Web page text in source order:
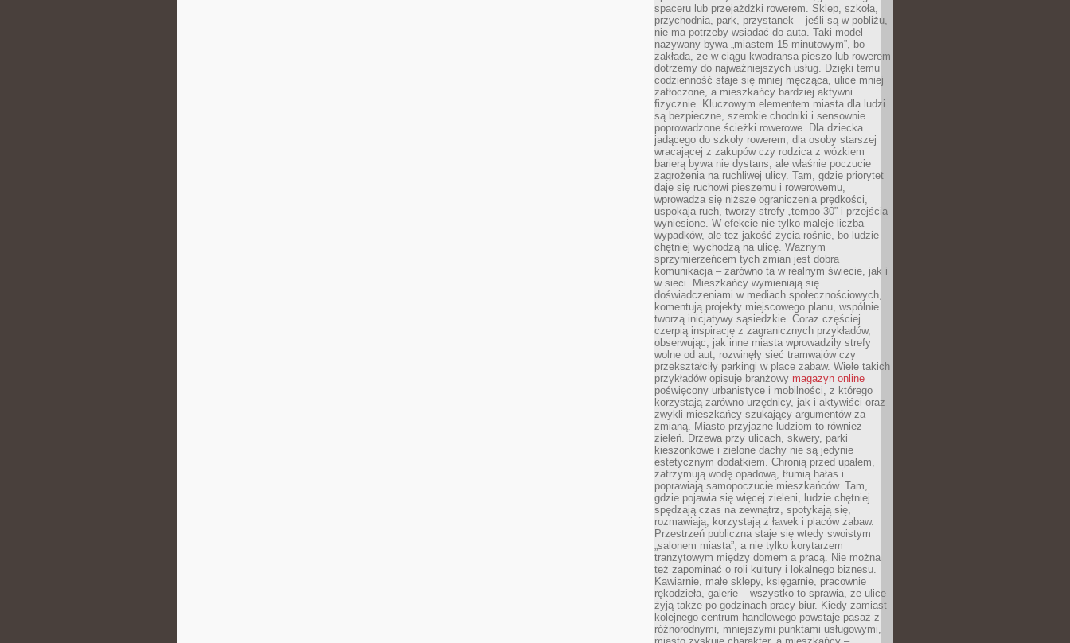
spaceru lub przejażdżki rowerem. Sklep, szkoła,
przychodnia, park, przystanek – jeśli są w pobliżu,
nie ma potrzeby wsiadać do auta. Taki model
nazywany bywa „miastem 15-minutowym”, bo
zakłada, że w ciągu kwadransa pieszo lub rowerem
dotrzemy do najważniejszych usług. Dzięki temu
codzienność staje się mniej męcząca, ulice mniej
zatłoczone, a mieszkańcy bardziej aktywni
fizycznie. Kluczowym elementem miasta dla ludzi
są bezpieczne, szerokie chodniki i sensownie
poprowadzone ścieżki rowerowe. Dla dziecka
jadącego do szkoły rowerem, dla osoby starszej
wracającej z zakupów czy rodzica z wózkiem
barierą bywa nie dystans, ale właśnie poczucie
zagrożenia na ruchliwej ulicy. Tam, gdzie priorytet
daje się ruchowi pieszemu i rowerowemu,
wprowadza się niższe ograniczenia prędkości,
uspokaja ruch, tworzy strefy „tempo 30” i przejścia
wyniesione. W efekcie nie tylko maleje liczba
wypadków, ale też jakość życia rośnie, bo ludzie
chętniej wychodzą na ulicę. Ważnym
sprzymierzeńcem tych zmian jest dobra
komunikacja – zarówno ta w realnym świecie, jak i
w sieci. Mieszkańcy wymieniają się
doświadczeniami w mediach społecznościowych,
komentują projekty miejscowego planu, wspólnie
tworzą inicjatywy sąsiedzkie. Coraz częściej
czerpią inspirację z zagranicznych przykładów,
obserwując, jak inne miasta wprowadziły strefy
wolne od aut, rozwinęły sieć tramwajów czy
przekształciły parkingi w place zabaw. Wiele takich
przykładów opisuje branżowy magazyn online
poświęcony urbanistyce i mobilności, z którego
korzystają zarówno urzędnicy, jak i aktywiści oraz
zwykli mieszkańcy szukający argumentów za
zmianą. Miasto przyjazne ludziom to również
zieleń. Drzewa przy ulicach, skwery, parki
kieszonkowe i zielone dachy nie są jedynie
estetycznym dodatkiem. Chronią przed upałem,
zatrzymują wodę opadową, tłumią hałas i
poprawiają samopoczucie mieszkańców. Tam,
gdzie pojawia się więcej zieleni, ludzie chętniej
spędzają czas na zewnątrz, spotykają się,
rozmawiają, korzystają z ławek i placów zabaw.
Przestrzeń publiczna staje się wtedy swoistym
„salonem miasta”, a nie tylko korytarzem
tranzytowym między domem a pracą. Nie można
też zapominać o roli kultury i lokalnego biznesu.
Kawiarnie, małe sklepy, księgarnie, pracownie
rękodzieła, galerie – wszystko to sprawia, że ulice
żyją także po godzinach pracy biur. Kiedy zamiast
kolejnego centrum handlowego powstaje pasaż z
różnorodnymi, mniejszymi punktami usługowymi,